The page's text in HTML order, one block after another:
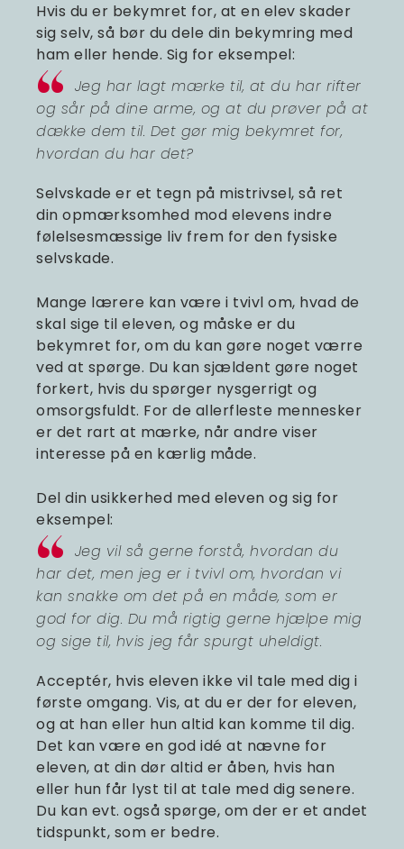
Hvis du er bekymret for, at en elev skader
sig selv, så bør du dele din bekymring med
ham eller hende. Sig for eksempel:
Jeg har lagt mærke til, at du har rifter
og sår på dine arme, og at du prøver på at
dække dem til. Det gør mig bekymret for,
hvordan du har det?
Selvskade er et tegn på mistrivsel, så ret
din opmærksomhed mod elevens indre
følelsesmæssige liv frem for den fysiske
selvskade.
Mange lærere kan være i tvivl om, hvad de
skal sige til eleven, og måske er du
bekymret for, om du kan gøre noget værre
ved at spørge. Du kan sjældent gøre noget
forkert, hvis du spørger nysgerrigt og
omsorgsfuldt. For de allerfleste mennesker
er det rart at mærke, når andre viser
interesse på en kærlig måde.
Del din usikkerhed med eleven og sig for
eksempel:
Jeg vil så gerne forstå, hvordan du
har det, men jeg er i tvivl om, hvordan vi
kan snakke om det på en måde, som er
god for dig. Du må rigtig gerne hjælpe mig
og sige til, hvis jeg får spurgt uheldigt.
Acceptér, hvis eleven ikke vil tale med dig i
første omgang. Vis, at du er der for eleven,
og at han eller hun altid kan komme til dig.
Det kan være en god idé at nævne for
eleven, at din dør altid er åben, hvis han
eller hun får lyst til at tale med dig senere.
Du kan evt. også spørge, om der er et andet
tidspunkt, som er bedre.